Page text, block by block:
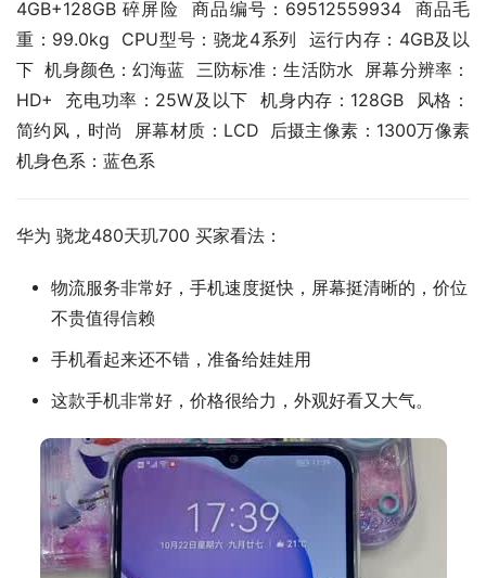
4GB+128GB 碎屏险  商品编号：69512559934  商品毛
重：99.0kg  CPU型号：骁龙4系列  运行内存：4GB及以
下  机身颜色：幻海蓝  三防标准：生活防水  屏幕分辨率：
HD+  充电功率：25W及以下  机身内存：128GB  风格：
简约风，时尚  屏幕材质：LCD  后摄主像素：1300万像素
机身色系：蓝色系
华为 骁龙480天玑700 买家看法：
物流服务非常好，手机速度挺快，屏幕挺清晰的，价位
不贵值得信赖
手机看起来还不错，准备给娃娃用
这款手机非常好，价格很给力，外观好看又大气。